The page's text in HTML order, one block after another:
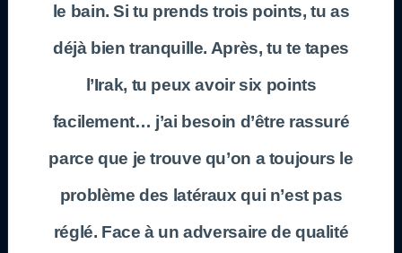
le bain. Si tu prends trois points, tu as
déjà bien tranquille. Après, tu te tapes
l’Irak, tu peux avoir six points
facilement… j’ai besoin d’être rassuré
parce que je trouve qu’on a toujours le
problème des latéraux qui n’est pas
réglé. Face à un adversaire de qualité